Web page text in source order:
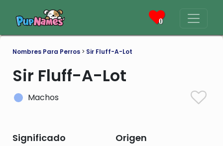
0
Nombres Para Perros > Sir Fluff-A-Lot
Sir Fluff-A-Lot
Machos
Significado Origen